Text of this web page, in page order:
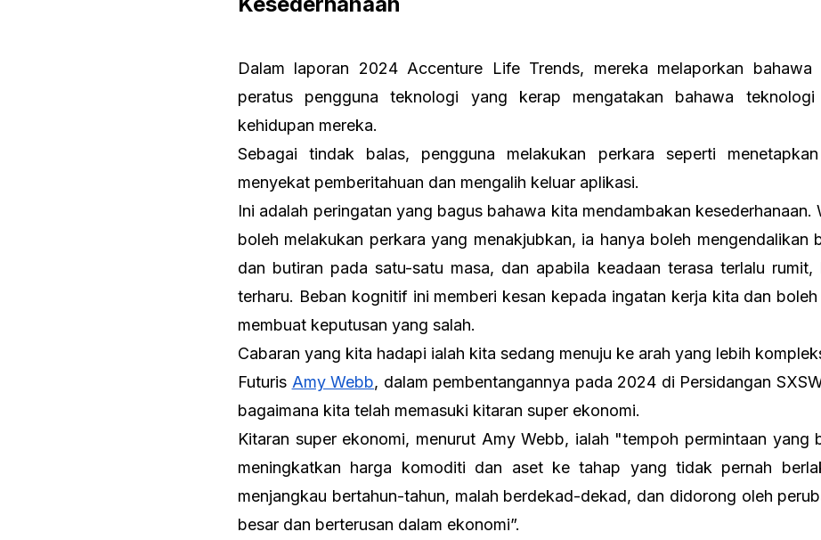
Dalam laporan 2024 Accenture Life Trends, mereka melaporkan
peratus pengguna teknologi yang kerap mengatakan bahawa teknologi
kehidupan mereka.
Sebagai tindak balas, pengguna melakukan perkara seperti
menyekat pemberitahuan dan mengalih keluar aplikasi.
Ini adalah peringatan yang bagus bahawa kita mendambakan kesederhanaan.
boleh melakukan perkara yang menakjubkan, ia hanya boleh mengendalikan
dan butiran pada satu-satu masa, dan apabila keadaan terasa terlalu rumit,
terharu. Beban kognitif ini memberi kesan kepada ingatan kerja kita dan
membuat keputusan yang salah.
Cabaran yang kita hadapi ialah kita sedang menuju ke arah yang lebih
Futuris Amy Webb, dalam pembentangannya pada 2024 di Persidangan
bagaimana kita telah memasuki kitaran super ekonomi.
Kitaran super ekonomi, menurut Amy Webb, ialah "tempoh permintaan yang
meningkatkan harga komoditi dan aset ke tahap yang tidak pernah
menjangkau bertahun-tahun, malah berdekad-dekad, dan didorong oleh
besar dan berterusan dalam ekonomi”.